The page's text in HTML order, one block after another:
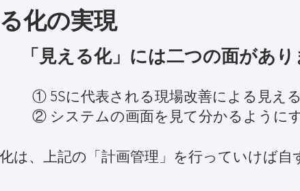
化の実現
「見える化」には二つの面があ
① 5Sに代表される現場改善による見え
② システムの画面を見て分かるように
は、上記の「計画管理」を行っていけば自